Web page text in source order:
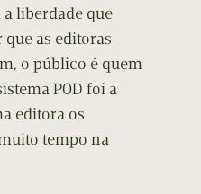
liberdade que
que as editoras
o público é quem
POD foi a
editora os
tempo na